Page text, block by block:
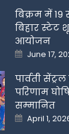
बिक्रम में 19
बिहार स्टेट
आयोजन
Posted
on
June 17,
पार्वती
परिणाम
सम्मानित
Posted
on
April 1,